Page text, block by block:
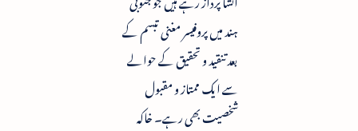
ہند میں پروفیسر مغنی تبسم کے
بعد تنقید و تحقیق کے حوالے
سے ایک ممتاز و مقبول
شخصیت بھی رہے۔ خاکہ